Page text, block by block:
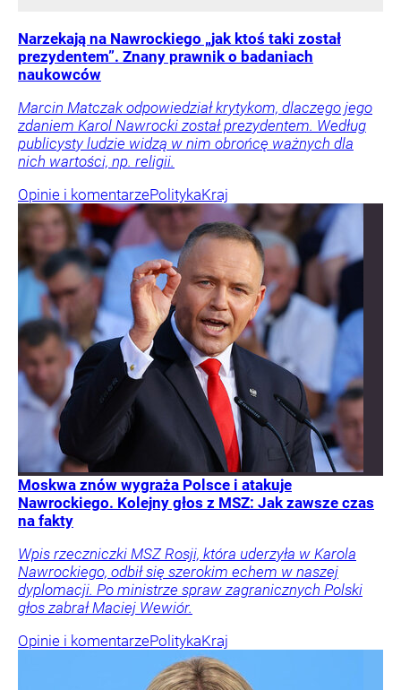
Narzekają na Nawrockiego „jak ktoś taki został
prezydentem”. Znany prawnik o badaniach
naukowców
Marcin Matczak odpowiedział krytykom, dlaczego jego
zdaniem Karol Nawrocki został prezydentem. Według
publicysty ludzie widzą w nim obrońcę ważnych dla
nich wartości, np. religii.
Opinie i komentarzePolitykaKraj
Moskwa znów wygraża Polsce i atakuje
Nawrockiego. Kolejny głos z MSZ: Jak zawsze czas
na fakty
Wpis rzeczniczki MSZ Rosji, która uderzyła w Karola
Nawrockiego, odbił się szerokim echem w naszej
dyplomacji. Po ministrze spraw zagranicznych Polski
głos zabrał Maciej Wewiór.
Opinie i komentarzePolitykaKraj